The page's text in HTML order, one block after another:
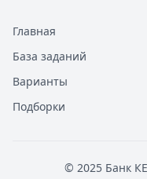
Главная
База заданий
Варианты
Подборки
© 2025 Банк